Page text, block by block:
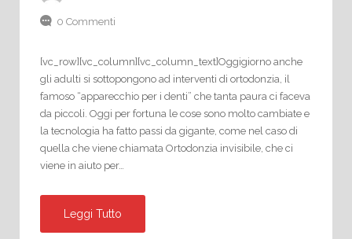
0 Commenti
[vc_row][vc_column][vc_column_text]Oggigiorno anche
gli adulti si sottopongono ad interventi di ortodonzia, il
famoso “apparecchio per i denti” che tanta paura ci faceva
da piccoli. Oggi per fortuna le cose sono molto cambiate e
la tecnologia ha fatto passi da gigante, come nel caso di
quella che viene chiamata Ortodonzia invisibile, che ci
viene in aiuto per…
Leggi Tutto